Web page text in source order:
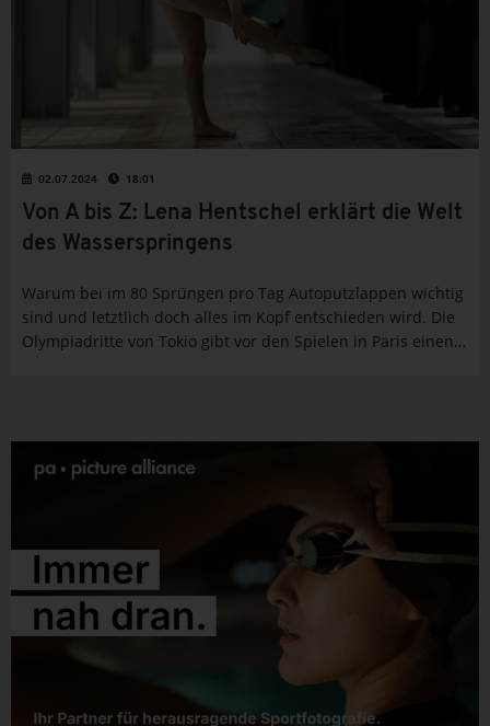
02.07.2024 18:01
Von A bis Z: Lena Hentschel erklärt die Welt
des Wasserspringens
Warum bei im 80 Sprüngen pro Tag Autoputzlappen wichtig
sind und letztlich doch alles im Kopf entschieden wird. Die
Olympiadritte von Tokio gibt vor den Spielen in Paris einen